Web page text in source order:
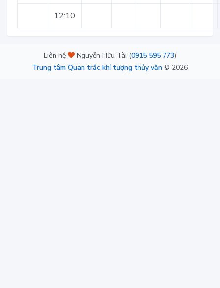
12:10
Liên hệ Nguyễn Hữu Tài (0915 595 773)
Trung tâm Quan trắc khí tượng thủy văn © 2026